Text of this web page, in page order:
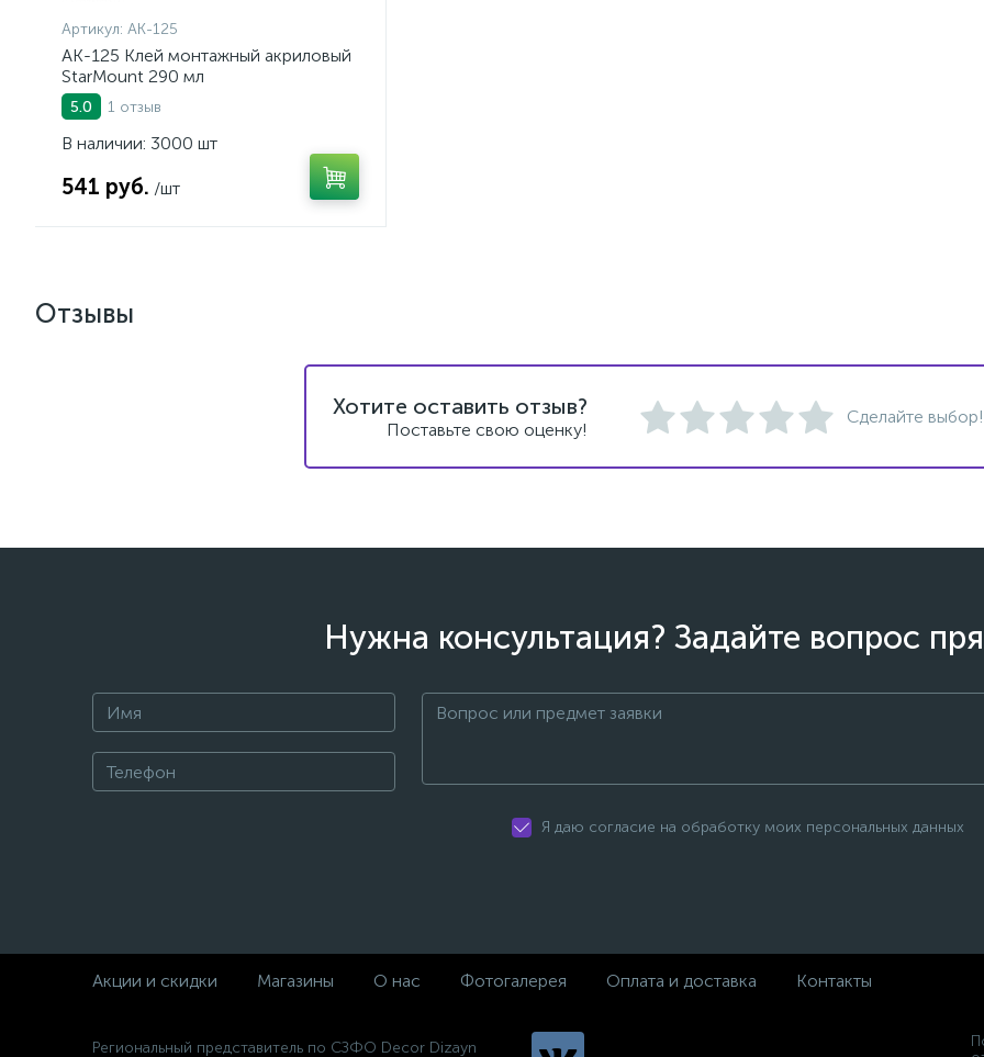
Артикул: AK-125
AK-125 Клей монтажный акриловый
StarMount 290 мл
5.0 1 отзыв
В наличии: 3000 шт
541 руб. /шт
Отзывы
Хотите оставить отзыв?
Поставьте свою оценку!
Сделайте выбор!
Нужна консультация? Задайте вопрос
Я даю согласие на обработку моих персональных данных
Акции и скидки Магазины О нас Фотогалерея Оплата и доставка Контакты
Региональный представитель по СЗФО Decor Dizayn